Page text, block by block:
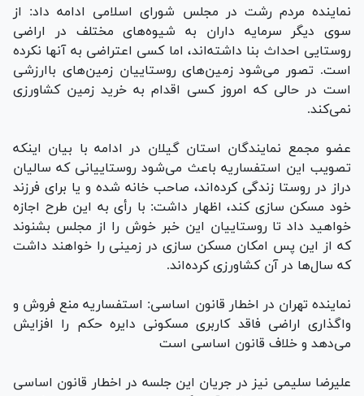
نماینده مردم رشت در مجلس شورای اسلامی ادامه داد: از
سوی دیگر سرمایه داران به شیوه‌های مختلف در اراضی
روستایی احداث بنا داشته‌اند، اما کسی اعتراضی به آنها نکرده
است. تصور می‌شود زمین‌های روستاییان زمین‌های باارزشی
است در حالی که امروز کسی اقدام به خرید زمین کشاورزی
نمی‌کند.
عضو مجمع نمایندگان استان گیلان در ادامه با بیان اینکه
تصویب این استفساریه باعث می‌شود روستاییانی که سالیان
دراز در روستا زندگی کرده‌اند، صاحب خانه شده و یا برای فرزند
خود مسکن سازی کند، اظهار داشت: با رأی به این طرح اجازه
خواهید داد تا روستاییان این خبر خوش را از مجلس بشنوند
که از این پس امکان مسکن سازی در زمینی را خواهند داشت
که سال‌ها در آن کشاورزی کرده‌اند.
نماینده تهران در اخطار قانون اساسی: استفساریه منع فروش و
واگذاری اراضی فاقد کاربری مسکونی دایره حکم را افزایش
می‌دهد و خلاف قانون اساسی است
علیرضا سلیمی نیز در جریان این جلسه در اخطار قانون اساسی